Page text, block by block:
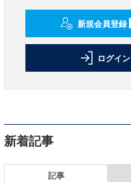
新規会員登録
ログイン
新着記事
記事